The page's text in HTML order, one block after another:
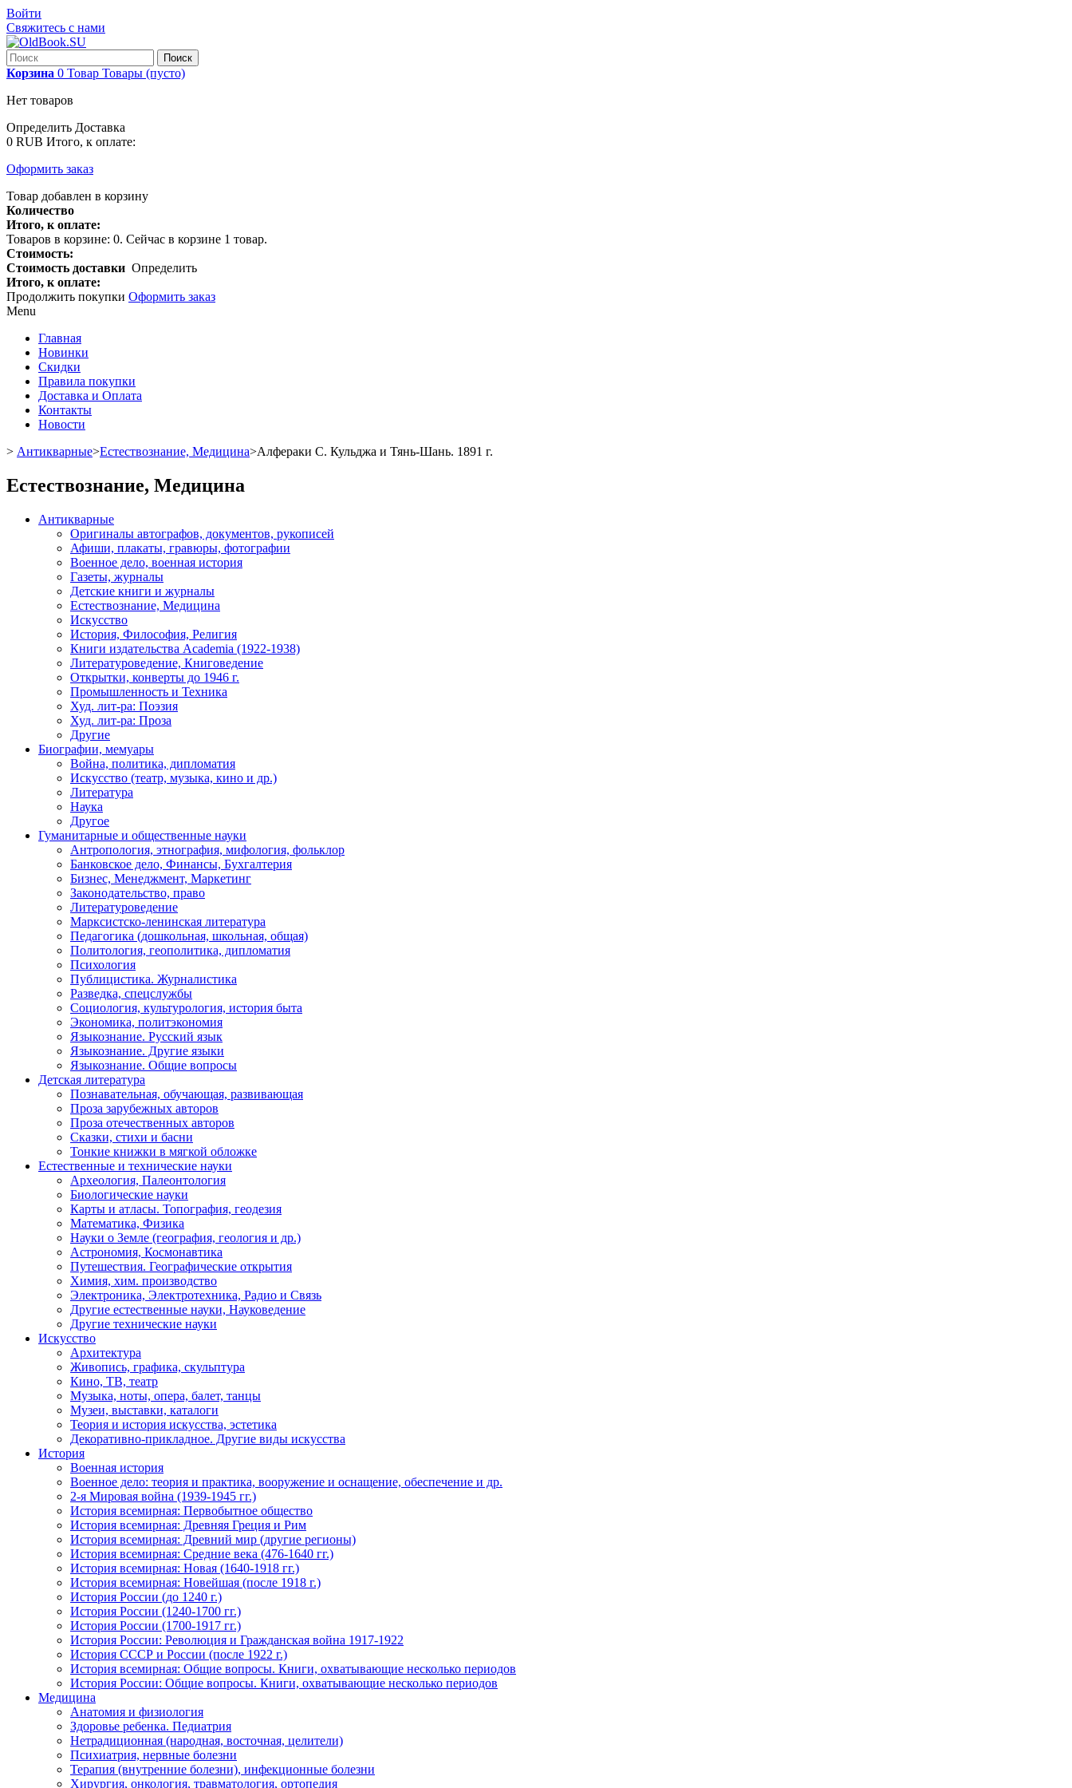
Войти
Свяжитесь с нами
Поиск
Корзина 0 Товар Товары (пусто)
Нет товаров
Определить Доставка
0 RUB Итого, к оплате:
Оформить заказ
Товар добавлен в корзину
Количество
Итого, к оплате:
Товаров в корзине: 0. Сейчас в корзине 1 товар.
Стоимость:
Стоимость доставки Определить
Итого, к оплате:
Продолжить покупки Оформить заказ
Menu
Главная
Новинки
Скидки
Правила покупки
Доставка и Оплата
Контакты
Новости
> Антикварные>Естествознание, Медицина>Алфераки С. Кульджа и Тянь-Шань. 1891 г.
Естествознание, Медицина
Антикварные
Оригиналы автографов, документов, рукописей
Афиши, плакаты, гравюры, фотографии
Военное дело, военная история
Газеты, журналы
Детские книги и журналы
Естествознание, Медицина
Искусство
История, Философия, Религия
Книги издательства Academia (1922-1938)
Литературоведение, Книговедение
Открытки, конверты до 1946 г.
Промышленность и Техника
Худ. лит-ра: Поэзия
Худ. лит-ра: Проза
Другие
Биографии, мемуары
Война, политика, дипломатия
Искусство (театр, музыка, кино и др.)
Литература
Наука
Другое
Гуманитарные и общественные науки
Антропология, этнография, мифология, фольклор
Банковское дело, Финансы, Бухгалтерия
Бизнес, Менеджмент, Маркетинг
Законодательство, право
Литературоведение
Марксистско-ленинская литература
Педагогика (дошкольная, школьная, общая)
Политология, геополитика, дипломатия
Психология
Публицистика. Журналистика
Разведка, спецслужбы
Социология, культурология, история быта
Экономика, политэкономия
Языкознание. Русский язык
Языкознание. Другие языки
Языкознание. Общие вопросы
Детская литература
Познавательная, обучающая, развивающая
Проза зарубежных авторов
Проза отечественных авторов
Сказки, стихи и басни
Тонкие книжки в мягкой обложке
Естественные и технические науки
Археология, Палеонтология
Биологические науки
Карты и атласы. Топография, геодезия
Математика, Физика
Науки о Земле (география, геология и др.)
Астрономия, Космонавтика
Путешествия. Географические открытия
Химия, хим. производство
Электроника, Электротехника, Радио и Связь
Другие естественные науки, Науковедение
Другие технические науки
Искусство
Архитектура
Живопись, графика, скульптура
Кино, ТВ, театр
Музыка, ноты, опера, балет, танцы
Музеи, выставки, каталоги
Теория и история искусства, эстетика
Декоративно-прикладное. Другие виды искусства
История
Военная история
Военное дело: теория и практика, вооружение и оснащение, обеспечение и др.
2-я Мировая война (1939-1945 гг.)
История всемирная: Первобытное общество
История всемирная: Древняя Греция и Рим
История всемирная: Древний мир (другие регионы)
История всемирная: Средние века (476-1640 гг.)
История всемирная: Новая (1640-1918 гг.)
История всемирная: Новейшая (после 1918 г.)
История России (до 1240 г.)
История России (1240-1700 гг.)
История России (1700-1917 гг.)
История России: Революция и Гражданская война 1917-1922
История СССР и России (после 1922 г.)
История всемирная: Общие вопросы. Книги, охватывающие несколько периодов
История России: Общие вопросы. Книги, охватывающие несколько периодов
Медицина
Анатомия и физиология
Здоровье ребенка. Педиатрия
Нетрадиционная (народная, восточная, целители)
Психиатрия, нервные болезни
Терапия (внутренние болезни), инфекционные болезни
Хирургия, онкология, травматология, ортопедия